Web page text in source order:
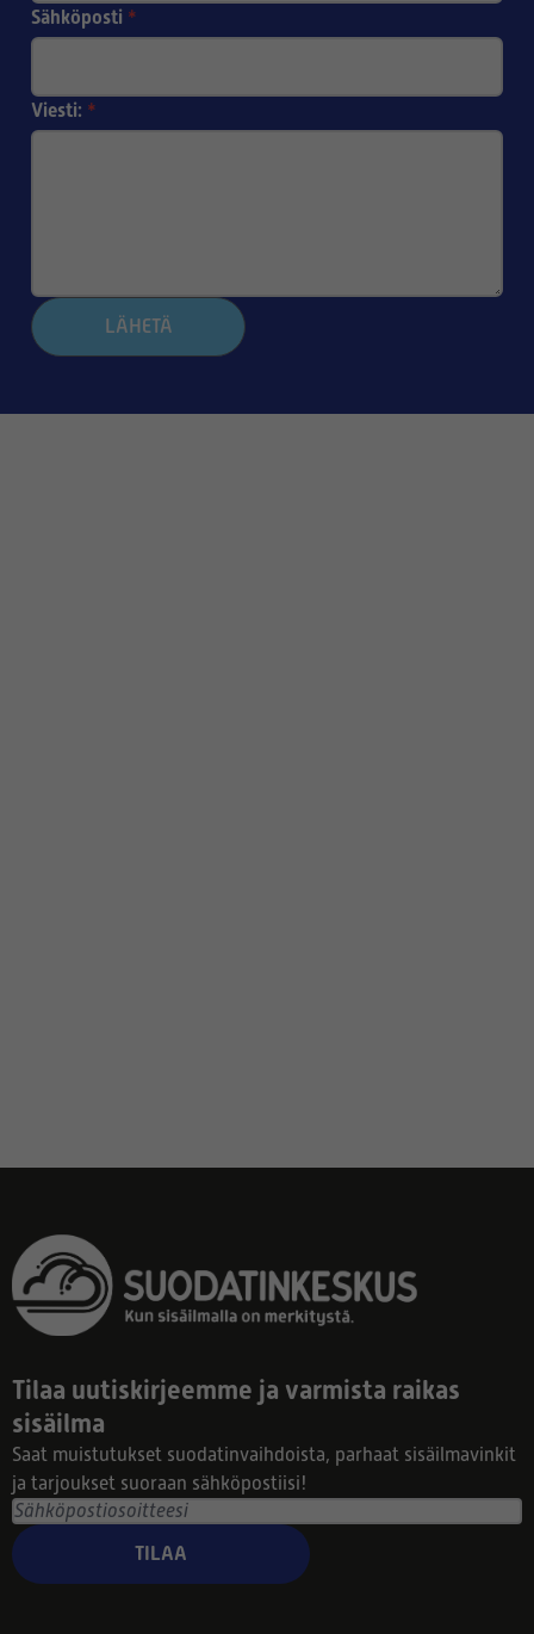
Sähköposti *
Viesti: *
LÄHETÄ
Tilaa uutiskirjeemme ja varmista raikas
sisäilma
Saat muistutukset suodatinvaihdoista, parhaat sisäilmavinkit
ja tarjoukset suoraan sähköpostiisi!
TILAA